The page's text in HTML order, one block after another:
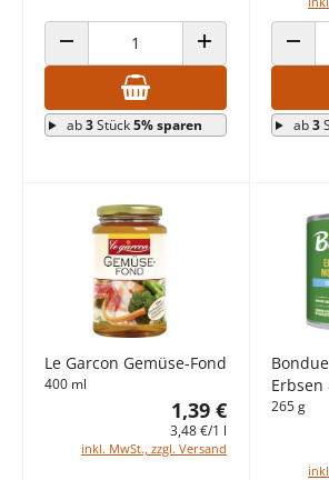
ANZAHL VERRINGERN ANZAHL ERHÖHEN
ab3Stück5% sparen ab3
Le Garcon Gemüse-Fond
400 ml
1,39 €
3,48 €/1 l
inkl. MwSt., zzgl. Versand
265 g